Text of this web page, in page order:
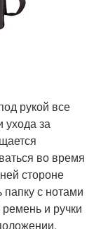
рукой все
ухода за
во время
стороне
с нотами
и ручки